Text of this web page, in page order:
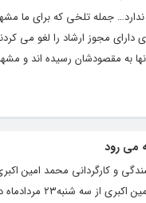
جمله تلخی که برای ما
مجوز ارشاد را لغو می
به مقصودشان رسیده اند و
می رود
و کارگردانی محمد امین